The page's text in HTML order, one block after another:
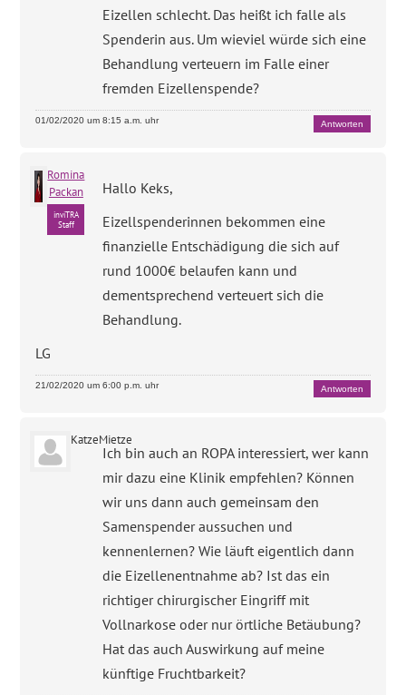
Eizellen schlecht. Das heißt ich falle als
Spenderin aus. Um wieviel würde sich eine
Behandlung verteuern im Falle einer
fremden Eizellenspende?
01/02/2020 um 8:15 a.m. uhr Antworten
Romina
Packan
inviTRA
Staff
Hallo Keks,
Eizellspenderinnen bekommen eine
finanzielle Entschädigung die sich auf
rund 1000€ belaufen kann und
dementsprechend verteuert sich die
Behandlung.
LG
21/02/2020 um 6:00 p.m. uhr Antworten
KatzeMietze
Ich bin auch an ROPA interessiert, wer kann
mir dazu eine Klinik empfehlen? Können
wir uns dann auch gemeinsam den
Samenspender aussuchen und
kennenlernen? Wie läuft eigentlich dann
die Eizellenentnahme ab? Ist das ein
richtiger chirurgischer Eingriff mit
Vollnarkose oder nur örtliche Betäubung?
Hat das auch Auswirkung auf meine
künftige Fruchtbarkeit?